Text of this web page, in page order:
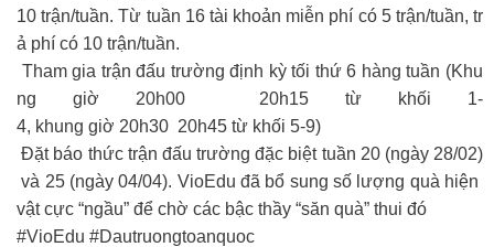
10 trận/tuần. Từ tuần 16 tài khoản miễn phí có 5 trận/tuần, tr
ả phí có 10 trận/tuần.
Tham gia trận đấu trường định kỳ tối thứ 6 hàng tuần (Khu
ng giờ 20h00 20h15 từ khối 1-
4, khung giờ 20h30 20h45 từ khối 5-9)
Đặt báo thức trận đấu trường đặc biệt tuần 20 (ngày 28/02)
và 25 (ngày 04/04). VioEdu đã bổ sung số lượng quà hiện
vật cực “ngầu” để chờ các bậc thầy “săn quà” thui đó
#VioEdu #Dautruongtoanquoc